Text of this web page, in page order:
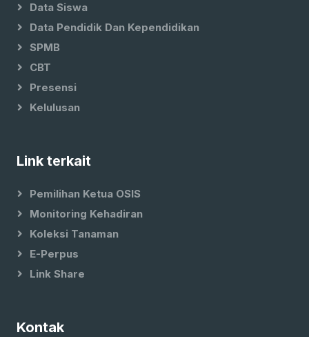
Data Siswa
Data Pendidik Dan Kependidikan
SPMB
CBT
Presensi
Kelulusan
Link terkait
Pemilihan Ketua OSIS
Monitoring Kehadiran
Koleksi Tanaman
E-Perpus
Link Share
Kontak